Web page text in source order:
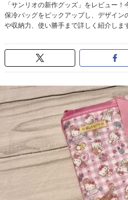
「サンリオの新作グッズ」をレビュー
保冷バッグをピックアップし、デザイ
や収納力、使い勝手まで詳しく紹介しま